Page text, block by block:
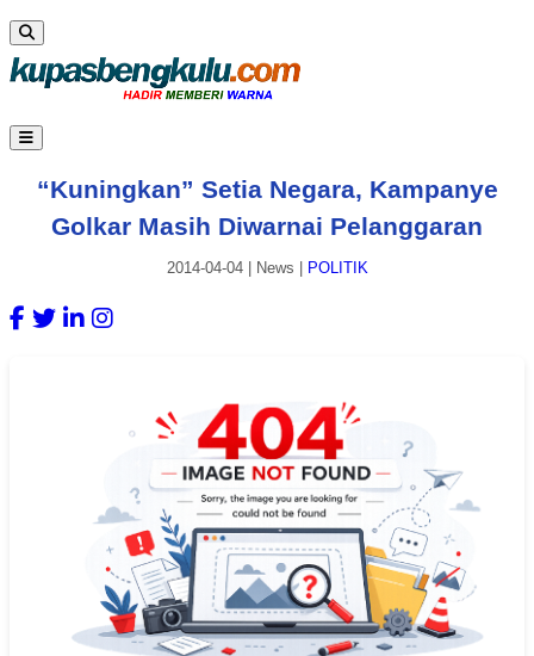
“Kuningkan” Setia Negara, Kampanye
Golkar Masih Diwarnai Pelanggaran
2014-04-04| News POLITIK